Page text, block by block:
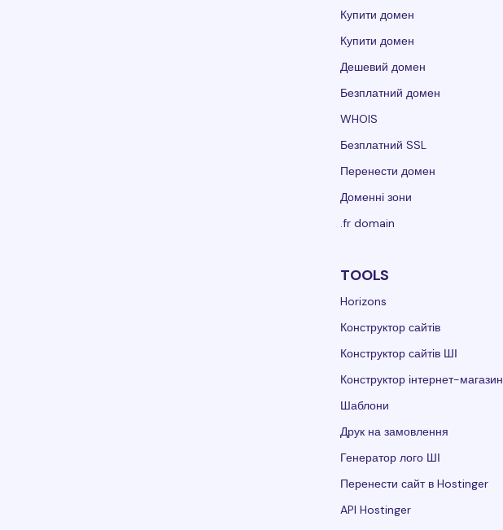
Купити домен
Купити домен
Дешевий домен
Безплатний домен
WHOIS
Безплатний SSL
Перенести домен
Доменні зони
.fr domain
TOOLS
Horizons
Конструктор сайтів
Конструктор сайтів ШІ
Конструктор інтернет-
Шаблони
Друк на замовлення
Генератор лого ШІ
Перенести сайт в Hostinger
API Hostinger